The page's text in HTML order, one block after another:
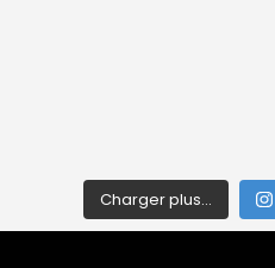
Charger plus…